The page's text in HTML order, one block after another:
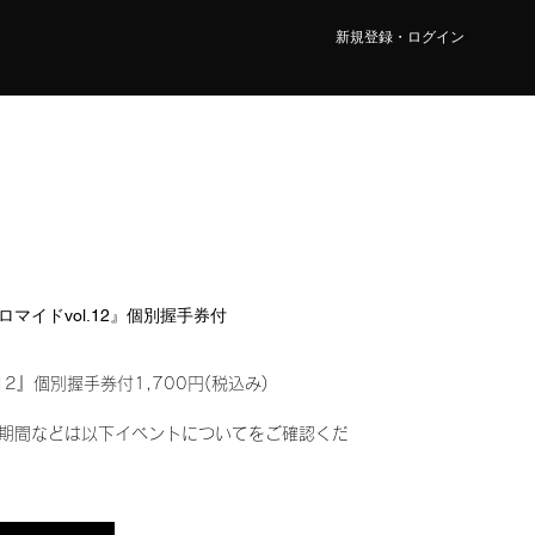
新規登録・ログイン
マイドvol.12』個別握手券付
』個別握手券付1,700円(税込み)
間などは以下イベントについてをご確認くだ